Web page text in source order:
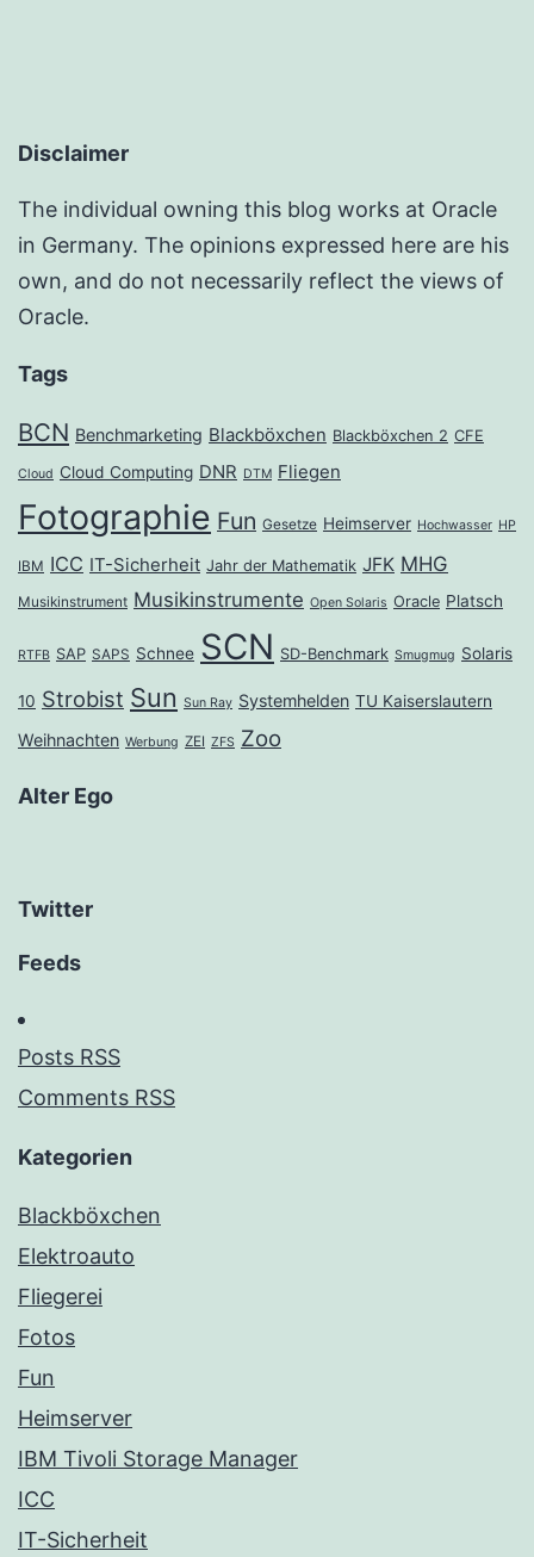
Disclaimer
The individual owning this blog works at Oracle
in Germany. The opinions expressed here are his
own, and do not necessarily reflect the views of
Oracle.
Tags
BCN Benchmarketing Blackböxchen Blackböxchen 2 CFE
Cloud Cloud Computing DNR DTM Fliegen
Fotographie Fun Gesetze Heimserver Hochwasser HP
IBM ICC IT-Sicherheit Jahr der Mathematik JFK MHG
Musikinstrument Musikinstrumente Open Solaris Oracle Platsch
RTFB SAP SAPS Schnee SCN SD-Benchmark Smugmug Solaris
10 Strobist Sun Sun Ray Systemhelden TU Kaiserslautern
Weihnachten Werbung ZEI ZFS Zoo
Alter Ego
Twitter
Feeds
Posts RSS
Comments RSS
Kategorien
Blackböxchen
Elektroauto
Fliegerei
Fotos
Fun
Heimserver
IBM Tivoli Storage Manager
ICC
IT-Sicherheit